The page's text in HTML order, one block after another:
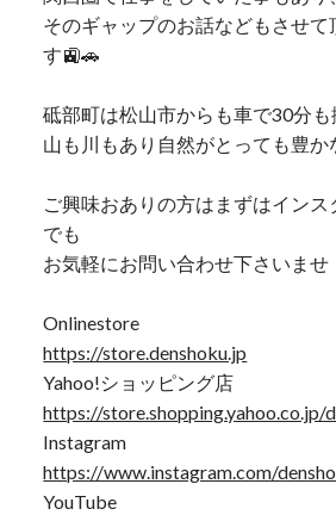
そのギャップのお話などもさせて
す🚉🚗
砥部町は松山市からも車で30分も
山も川もあり自然がとっても豊か
ご興味おありの方はまずはインス
でも
お気軽にお問い合わせ下さいませ
Onlinestore
https://store.denshoku.jp
Yahoo!ショッピング店
https://store.shopping.yahoo.co.jp/
Instagram
https://www.instagram.com/
YouTube